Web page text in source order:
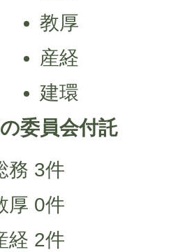
教厚
産経
建環
委員会付託
務 3件
厚 0件
経 2件